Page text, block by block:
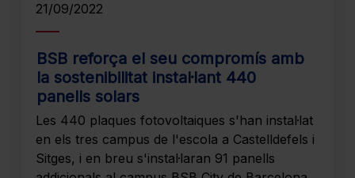
21/09/2022
BSB reforça el seu compromís amb
la sostenibilitat instal·lant 440
panells solars
Les 440 plaques fotovoltaiques s'han instal·lat
en els tres campus de l'escola a Castelldefels i
Sitges, i en breu s'instal·laran 91 panells